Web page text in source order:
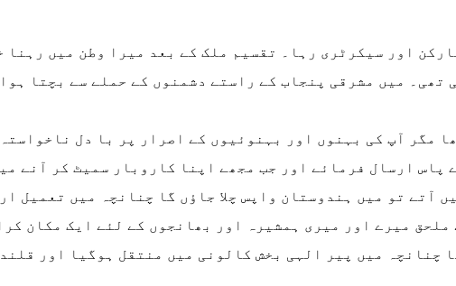
اور سیکرٹری رہا۔ تقسیم ملک کے بعد میرا وطن میں رہنا
مگر آپ کی بہنوں اور بہنوئیوں کے اصرار پر با دل
پاس ارسال فرمائے اور جب مجھے اپنا کاروبار سمیٹ کر آنے
آتے تو میں ہندوستان واپس چلا جاؤں گا چنانچہ میں تعمیل
ملحق میرے اور میری ہمشیرہ اور بھانجوں کے لئے ایک مکان
چنانچہ میں پیر الہی بخش کالونی میں منتقل ہوگیا اور